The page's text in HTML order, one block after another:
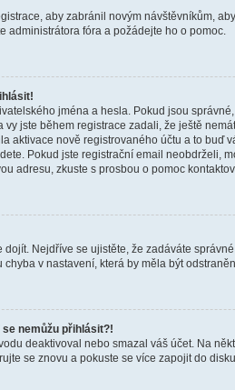
aby zabránil novým návštěvníkům,
administrátora fóra a požádejte ho o pomoc.
jména a hesla. Pokud jsou
vy jste během registrace zadali, že ještě
aktivace nově registrovaného účtu a to buď
Pokud jste registrační email neobdrželi,
adresu, zkuste s prosbou o pomoc
Nejdříve se ujistěte, že zadáváte
v nastavení, která by měla být
nemůžu přihlásit?!
deaktivoval nebo smazal váš účet. Na
se znovu a pokuste se více zapojit do